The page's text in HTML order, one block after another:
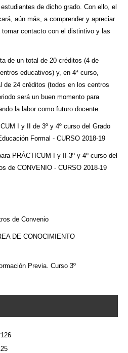
de dicho grado. Con ello, el
aún más, a comprender y apreciar
contacto con el distintivo y las
de un total de 20 créditos (4 de
educativos) y, en 4ª curso,
de 24 créditos (todos en los centros
será un buen momento para
la labor como futuro docente.
I y II de 3º y 4º curso del Grado
Formal - CURSO 2018-19
PRÁCTICUM I y II-3º y 4º curso del
de CONVENIO - CURSO 2018-19
de Convenio
DE CONOCIMIENTO
Previa. Curso 3º